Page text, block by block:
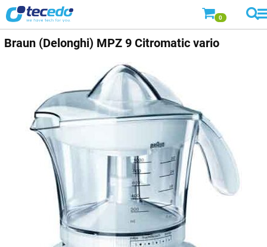
0
Braun (Delonghi) MPZ 9 Citromatic vario